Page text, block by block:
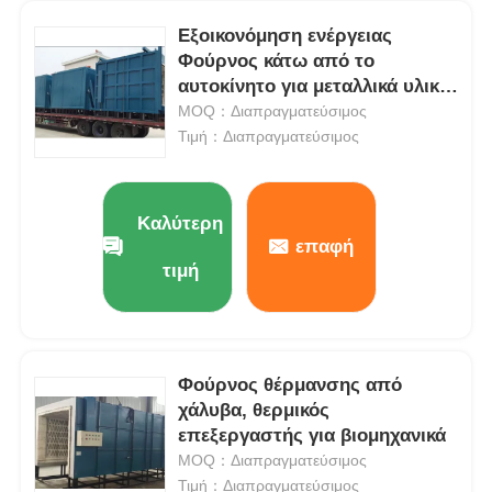
Κενός λειώνοντας φούρνος επαγωγής
βιομηχανικός λειώνοντας φούρνος
Φούρνος λιώσεως αλουμινίου
Φούρνος συγκόλλησης υπό κενό
Φούρνος πλάσματος τόξου
κατώτατος φούρνος αυτοκινήτων
Εξοικονόμηση ενέργειας
Φούρνος κάτω από το
αυτοκίνητο για μεταλλικά υλικά
Θερμική επεξεργασία Σταθερή
MOQ：Διαπραγματεύσιμος
Τιμή：Διαπραγματεύσιμος
Καλύτερη
τιμή
επαφή
Φούρνος θέρμανσης από
χάλυβα, θερμικός
επεξεργαστής για βιομηχανικά
MOQ：Διαπραγματεύσιμος
Τιμή：Διαπραγματεύσιμος